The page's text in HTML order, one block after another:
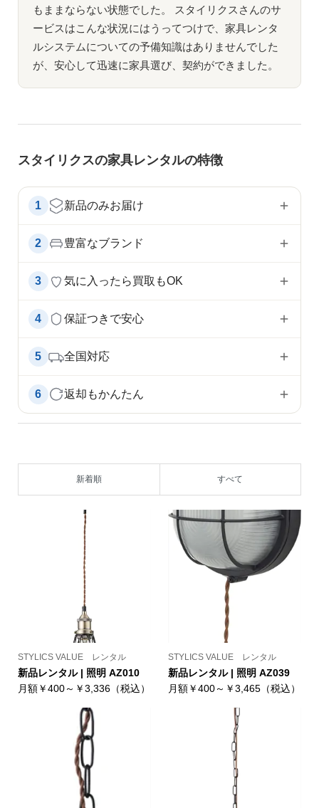
もままならない状態でした。 スタイリクスさんのサ
ービスはこんな状況にはうってつけで、家具レンタ
ルシステムについての予備知識はありませんでした
が、安心して迅速に家具選び、契約ができました。
スタイリクスの家具レンタルの特徴
1 新品のみお届け
2 豊富なブランド
3 気に入ったら買取もOK
4 保証つきで安心
5 全国対応
6 返却もかんたん
新着順 すべて
STYLICS VALUE レンタル
新品レンタル | 照明 AZ010
月額￥400～￥3,336（税込）
STYLICS VALUE レンタル
新品レンタル | 照明 AZ039
月額￥400～￥3,465（税込）